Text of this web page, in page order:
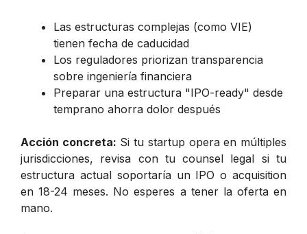
Las estructuras complejas (como VIE)
tienen fecha de caducidad
Los reguladores priorizan transparencia
sobre ingeniería financiera
Preparar una estructura "IPO-ready" desde
temprano ahorra dolor después
Acción concreta: Si tu startup opera en múltiples
jurisdicciones, revisa con tu counsel legal si tu
estructura actual soportaría un IPO o acquisition
en 18-24 meses. No esperes a tener la oferta en
mano.